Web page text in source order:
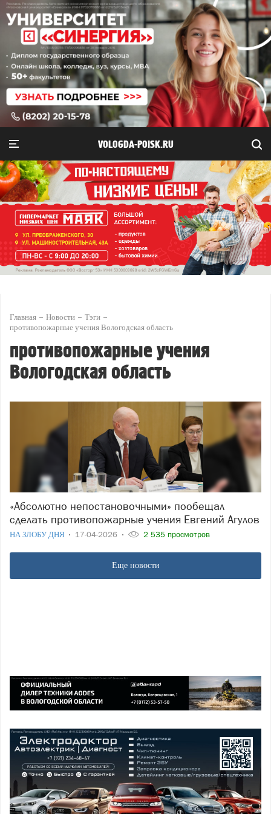
VOLOGDA-POISK.RU
Главная Новости
Тэги
противопожарные учения Вологодская область
противопожарные учения
Вологодская область
«Абсолютно непостановочными» пообещал
сделать противопожарные учения Евгений Агулов
НА ЗЛОБУ ДНЯ 17-04-2026 2 535 просмотров
Еще новости